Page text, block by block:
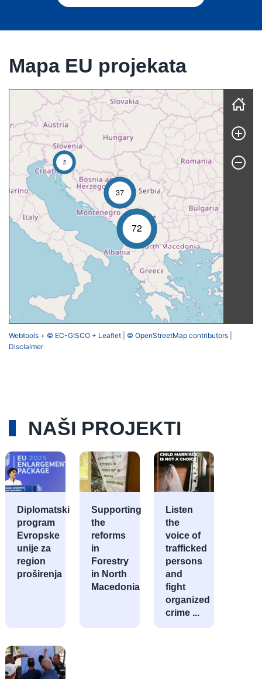
Mapa EU projekata
Skip map
72
37
2
Webtools + © EC-GISCO + Leaflet © OpenStreetMap contributors
Disclaimer
NAŠI PROJEKTI
Diplomatski
program
Evropske
unije za
region
proširenja
Supporting
the
reforms
in
Forestry
in North
Macedonia
Listen
the
voice of
trafficked
persons
and
fight
organized
crime ...